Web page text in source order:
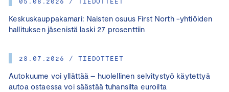
Keskuskauppakamari: Naisten osuus First North -yhtiöiden
hallituksen jäsenistä laski 27 prosenttiin
28.07.2026 / TIEDOTTEET
Autokuume voi yllättää – huolellinen selvitystyö käytettyä
autoa ostaessa voi säästää tuhansilta euroilta